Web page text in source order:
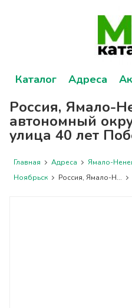
Каталог Адреса
Россия, Ямало-
автономный
улица 40 лет
Главная Адреса
Ямало-
Ноябрьск
Россия, Ямало-Н...